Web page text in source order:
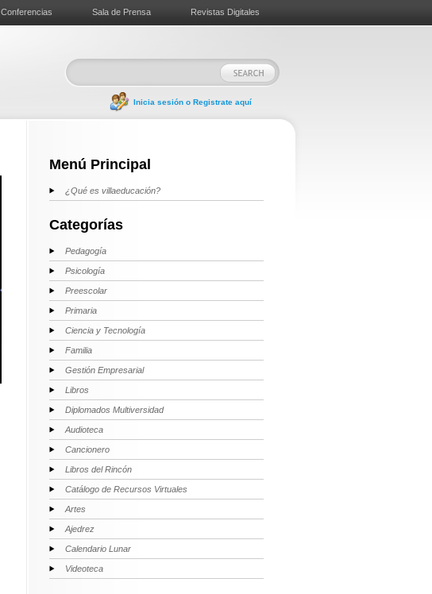
Conferencias Sala de Prensa Revistas Digitales
Inicia sesión o Registrate aquí
Menú Principal
¿Qué es villaeducación?
Categorías
Pedagogía
Psicología
Preescolar
Primaria
Ciencia y Tecnología
Familia
Gestión Empresarial
Libros
Diplomados Multiversidad
Audioteca
Cancionero
Libros del Rincón
Catálogo de Recursos Virtuales
Artes
Ajedrez
Calendario Lunar
Videoteca